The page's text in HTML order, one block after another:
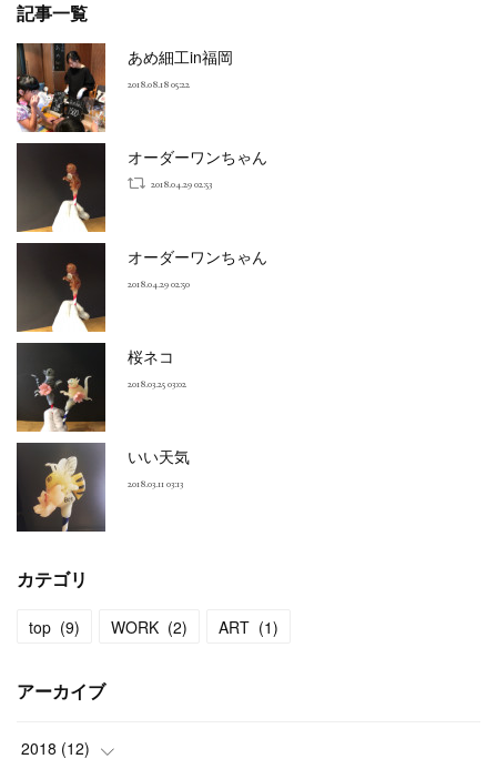
記事一覧
あめ細工in福岡
2018.08.18 05:22
オーダーワンちゃん
2018.04.29 02:53
オーダーワンちゃん
2018.04.29 02:50
桜ネコ
2018.03.25 03:02
いい天気
2018.03.11 03:13
カテゴリ
top (9) WORK (2) ART (1)
アーカイブ
2018 (12)